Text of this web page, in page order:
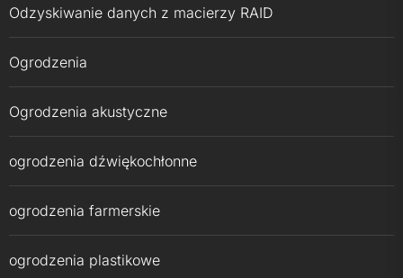
Odzyskiwanie danych z macierzy RAID
Ogrodzenia
Ogrodzenia akustyczne
ogrodzenia dźwiękochłonne
ogrodzenia farmerskie
ogrodzenia plastikowe